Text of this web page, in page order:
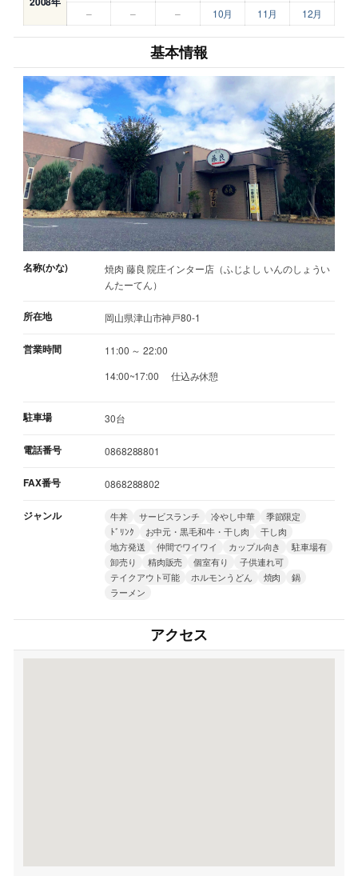
–
– – 10月 11月 12月
基本情報
名称(かな)
焼肉 藤良 院庄インター店（ふじよし いんのしょうい
んたーてん）
所在地 岡山県津山市神戸80-1
営業時間
11:00 ～ 22:00
14:00~17:00 仕込み休憩
駐車場 30台
電話番号 0868288801
FAX番号 0868288802
ジャンル 牛丼 サービスランチ 冷やし中華
季節限定
ﾄﾞﾘﾝｸ
お中元・黒毛和牛・干し肉
干し肉
地方発送
仲間でワイワイ カップル向き
駐車場有
卸売り
精肉販売 個室有り
子供連れ可
テイクアウト可能
ホルモンうどん 焼肉
鍋
ラーメン
アクセス